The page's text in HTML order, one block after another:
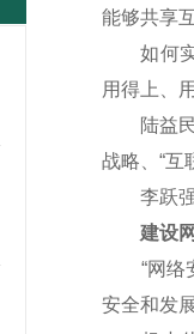
能够共享
如何实
用得上、
陆益民
战略、“互
李跃强
建设网
“网络安
安全和发